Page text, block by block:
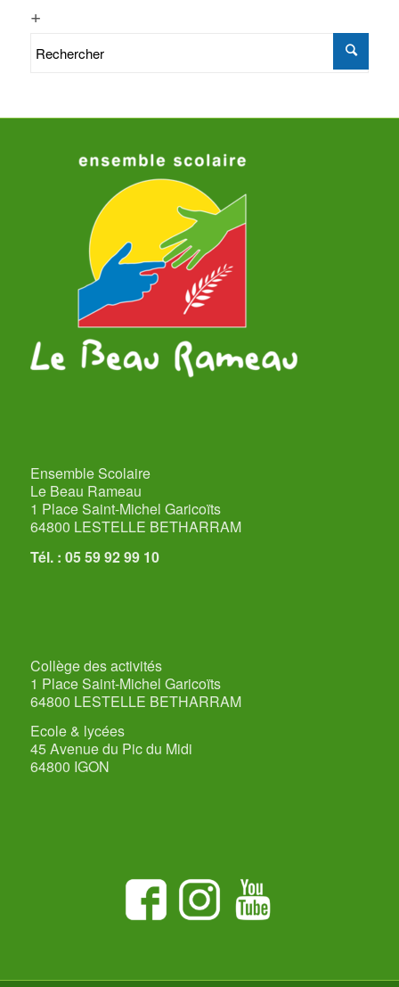
+
Ensemble Scolaire
Le Beau Rameau
1 Place Saint-Michel Garicoïts
64800 LESTELLE BETHARRAM
Tél. : 05 59 92 99 10
Collège des activités
1 Place Saint-Michel Garicoïts
64800 LESTELLE BETHARRAM
Ecole & lycées
45 Avenue du Pic du Midi
64800 IGON